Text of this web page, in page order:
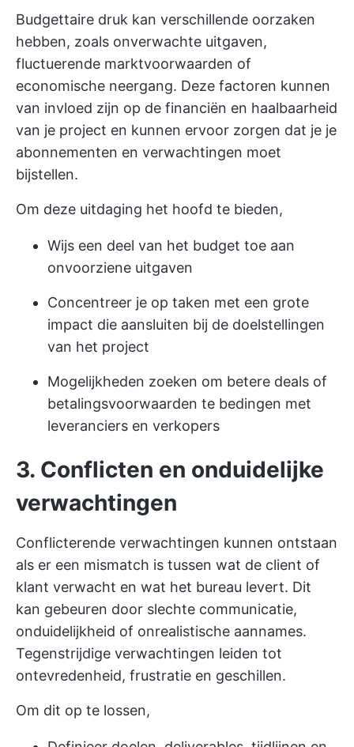
Budgettaire druk kan verschillende oorzaken
hebben, zoals onverwachte uitgaven,
fluctuerende marktvoorwaarden of
economische neergang. Deze factoren kunnen
van invloed zijn op de financiën en haalbaarheid
van je project en kunnen ervoor zorgen dat je je
abonnementen en verwachtingen moet
bijstellen.
Om deze uitdaging het hoofd te bieden,
Wijs een deel van het budget toe aan
onvoorziene uitgaven
Concentreer je op taken met een grote
impact die aansluiten bij de doelstellingen
van het project
Mogelijkheden zoeken om betere deals of
betalingsvoorwaarden te bedingen met
leveranciers en verkopers
3. Conflicten en onduidelijke
verwachtingen
Conflicterende verwachtingen kunnen ontstaan
als er een mismatch is tussen wat de client of
klant verwacht en wat het bureau levert. Dit
kan gebeuren door slechte communicatie,
onduidelijkheid of onrealistische aannames.
Tegenstrijdige verwachtingen leiden tot
ontevredenheid, frustratie en geschillen.
Om dit op te lossen,